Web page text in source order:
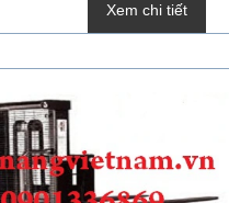
Xem chi tiết